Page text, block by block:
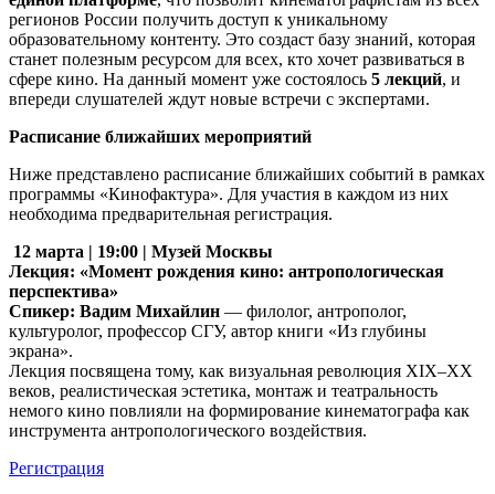
регионов России получить доступ к уникальному
образовательному контенту. Это создаст базу знаний, которая
станет полезным ресурсом для всех, кто хочет развиваться в
сфере кино. На данный момент уже состоялось 5 лекций, и
впереди слушателей ждут новые встречи с экспертами.
Расписание ближайших мероприятий
Ниже представлено расписание ближайших событий в рамках
программы «Кинофактура». Для участия в каждом из них
необходима предварительная регистрация.
12 марта | 19:00 | Музей Москвы
Лекция: «Момент рождения кино: антропологическая
перспектива»
Спикер: Вадим Михайлин — филолог, антрополог,
культуролог, профессор СГУ, автор книги «Из глубины
экрана».
Лекция посвящена тому, как визуальная революция XIX–XX
веков, реалистическая эстетика, монтаж и театральность
немого кино повлияли на формирование кинематографа как
инструмента антропологического воздействия.
Регистрация